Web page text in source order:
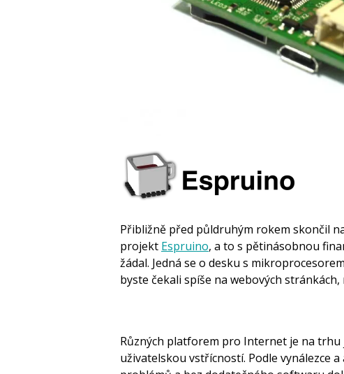
Přibližně před půldruhým rokem skončil
projekt Espruino, a to s pětinásobnou
žádal. Jedná se o desku s
byste čekali spíše na webových
Různých platforem pro Internet je na trhu
uživatelskou vstřícností. Podle vynálezce